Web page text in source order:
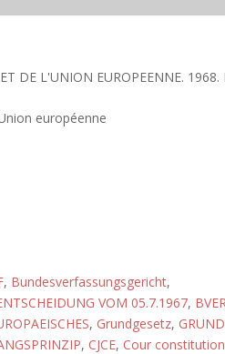
DE L'UNION EUROPEENNE. 1968.
européenne
, Bundesverfassungsgericht,
VOM 05.7.1967,
, Grundgesetz,
, CJCE, Cour